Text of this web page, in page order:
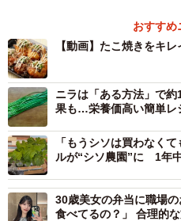
たこ焼きパーティーのとき大活躍間
おすすめ
【動画】たこ焼きをキ
ニラは「ある方法」で
果も…栄養価高い簡単レ
「もうシソは買わなく
ルが“シソ農園”に 1年
30歳美女の弁当に職場
食べてるの？」 合理的